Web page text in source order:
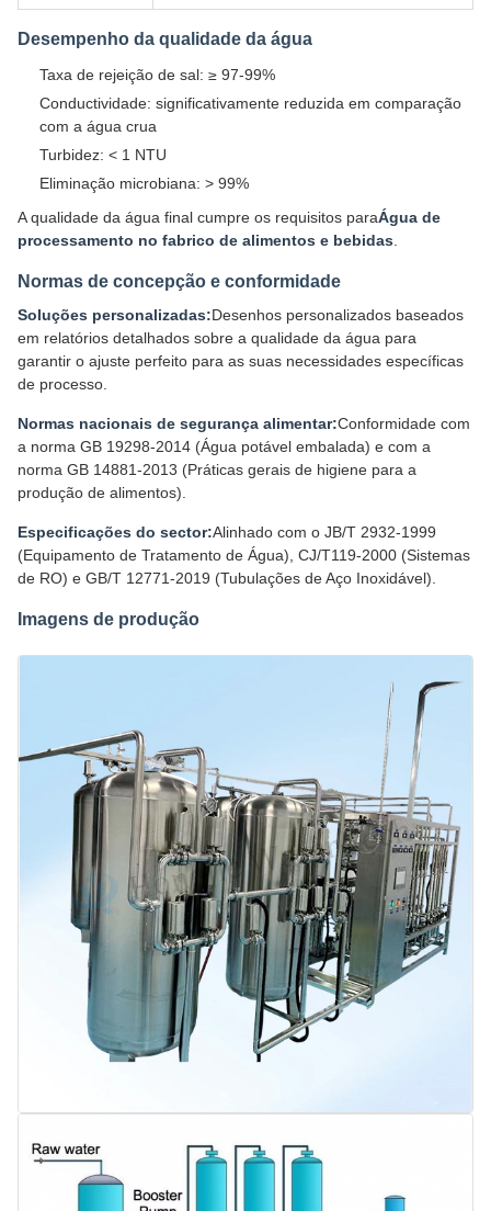
Desempenho da qualidade da água
Taxa de rejeição de sal: ≥ 97-99%
Conductividade: significativamente reduzida em comparação
com a água crua
Turbidez: < 1 NTU
Eliminação microbiana: > 99%
A qualidade da água final cumpre os requisitos paraÁgua de
processamento no fabrico de alimentos e bebidas
Normas de concepção e conformidade
Soluções personalizadas:Desenhos personalizados baseados
em relatórios detalhados sobre a qualidade da água para
garantir o ajuste perfeito para as suas necessidades específicas
de processo.
Normas nacionais de segurança alimentar:Conformidade com
a norma GB 19298-2014 (Água potável embalada) e com a
norma GB 14881-2013 (Práticas gerais de higiene para a
produção de alimentos).
Especificações do sector:Alinhado com o JB/T 2932-1999
(Equipamento de Tratamento de Água), CJ/T119-2000 (Sistemas
de RO) e GB/T 12771-2019 (Tubulações de Aço Inoxidável).
Imagens de produção